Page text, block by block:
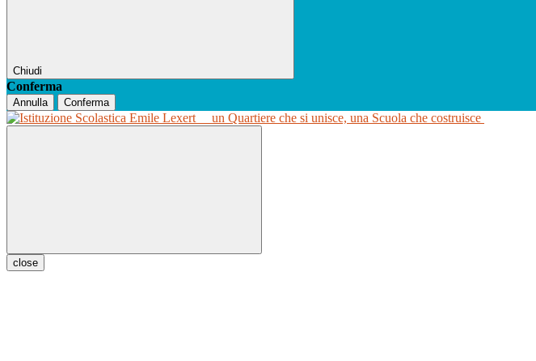
Chiudi
Conferma
Annulla Conferma
un Quartiere che si unisce, una Scuola che costruisce
close